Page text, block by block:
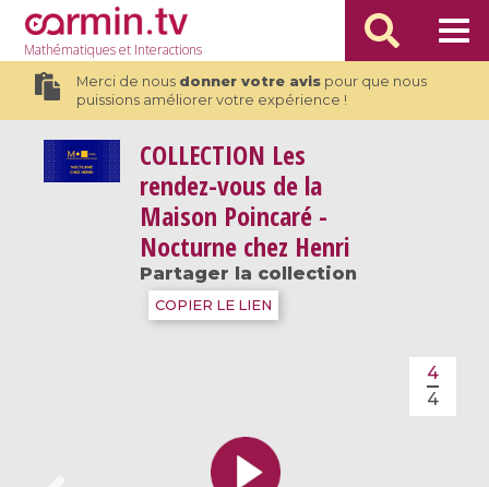
Mathématiqueset Interactions
Merci de nous donner votre avispour que nous
puissions améliorer votre expérience !
COLLECTION Les
rendez-vous de la
Maison Poincaré -
Nocturne chez Henri
Partager la collection
COPIER LE LIEN
4
4